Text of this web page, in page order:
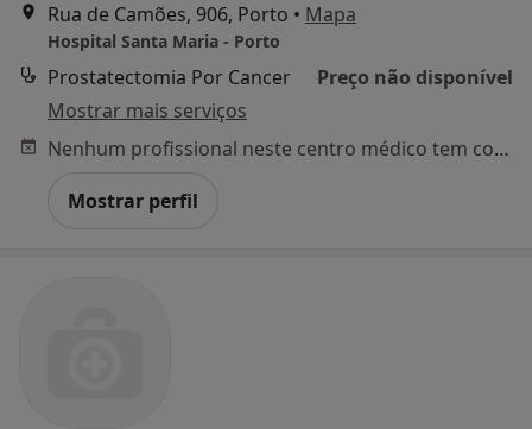
Rua de Camões, 906, Porto • Mapa
Hospital Santa Maria - Porto
Prostatectomia Por Cancer
Preço não disponível
Mostrar mais serviços
Nenhum profissional neste centro médico tem consultas disponíveis
Mostrar perfil